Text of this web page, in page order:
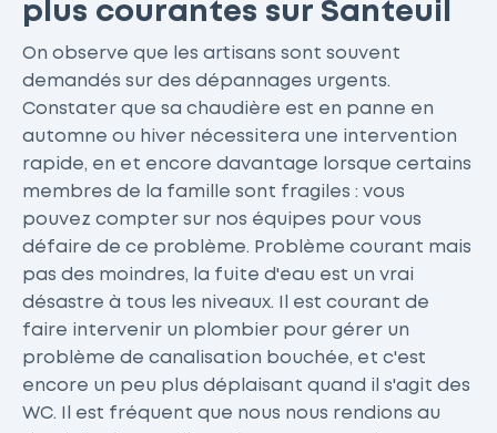
plus courantes sur Santeuil
On observe que les artisans sont souvent
demandés sur des dépannages urgents.
Constater que sa chaudière est en panne en
automne ou hiver nécessitera une intervention
rapide, en et encore davantage lorsque certains
membres de la famille sont fragiles : vous
pouvez compter sur nos équipes pour vous
défaire de ce problème. Problème courant mais
pas des moindres, la fuite d'eau est un vrai
désastre à tous les niveaux. Il est courant de
faire intervenir un plombier pour gérer un
problème de canalisation bouchée, et c'est
encore un peu plus déplaisant quand il s'agit des
WC. Il est fréquent que nous nous rendions au